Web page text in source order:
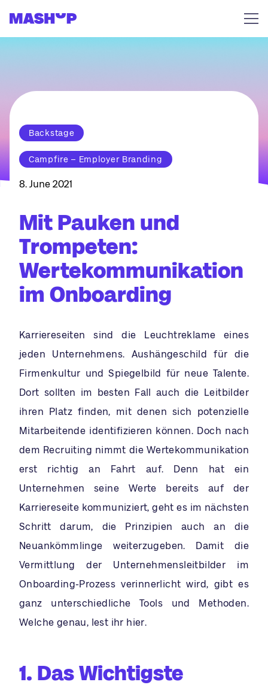
Backstage
Campfire – Employer Branding
8. June 2021
Mit Pauken und
Trompeten:
Wertekommunikation
im Onboarding
Karriereseiten sind die Leuchtreklame eines
jeden Unternehmens. Aushängeschild für die
Firmenkultur und Spiegelbild für neue Talente.
Dort sollten im besten Fall auch die Leitbilder
ihren Platz finden, mit denen sich potenzielle
Mitarbeitende identifizieren können. Doch nach
dem Recruiting nimmt die Wertekommunikation
erst richtig an Fahrt auf. Denn hat ein
Unternehmen seine Werte bereits auf der
Karriereseite kommuniziert, geht es im nächsten
Schritt darum, die Prinzipien auch an die
Neuankömmlinge weiterzugeben. Damit die
Vermittlung der Unternehmensleitbilder im
Onboarding-Prozess verinnerlicht wird, gibt es
ganz unterschiedliche Tools und Methoden.
Welche genau, lest ihr hier.
1. Das Wichtigste